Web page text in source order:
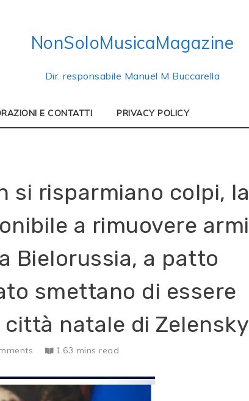
NonSoloMusicaMagazine
Dir. responsabile Manuel M Buccarella
E CONTATTI PRIVACY POLICY
si risparmiano colpi, la
a rimuovere armi
Bielorussia, a patto
smettano di essere
natale di Zelensky
1.63 mins read